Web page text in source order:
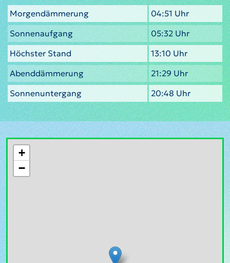
Morgendämmerung
04:51 Uhr
Sonnenaufgang
05:32 Uhr
Höchster Stand
13:10 Uhr
Abenddämmerung
21:29 Uhr
Sonnenuntergang
20:48 Uhr
+
−